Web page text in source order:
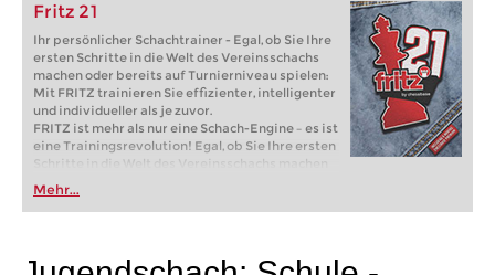
Fritz 21
Ihr persönlicher Schachtrainer - Egal, ob Sie Ihre
ersten Schritte in die Welt des Vereinsschachs
machen oder bereits auf Turnierniveau spielen:
Mit FRITZ trainieren Sie effizienter, intelligenter
und individueller als je zuvor.
FRITZ ist mehr als nur eine Schach-Engine – es ist
eine Trainingsrevolution! Egal, ob Sie Ihre ersten
Schritte in die Welt des Vereinsschachs machen
oder bereits auf Turnierniveau spielen: Mit
FRITZ trainieren Sie effizienter, intelligenter und
individueller als je zuvor.
Mehr...